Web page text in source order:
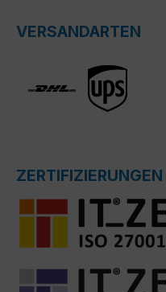
VERSANDARTEN
ZERTIFIZIERUNGEN